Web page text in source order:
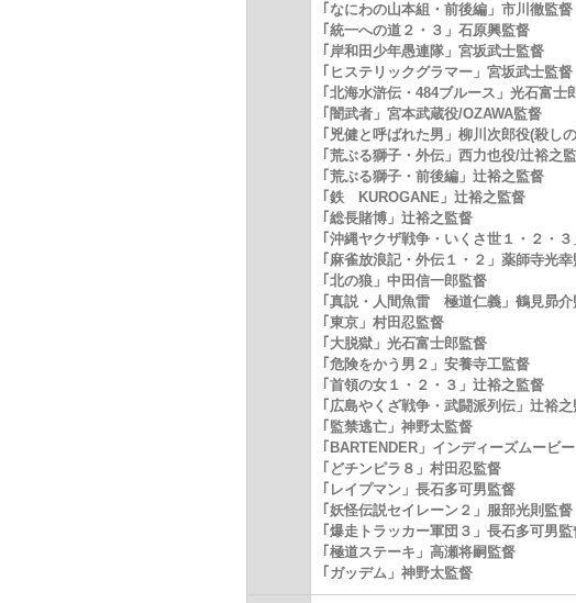
｢なにわの山本組・前後編」市川徹監督
｢統一への道２・３」石原興監督
｢岸和田少年愚連隊」宮坂武士監督
｢ヒステリックグラマー」宮坂武士監督
｢北海水滸伝・484ブルース」光石富士
｢闇武者」宮本武蔵役/OZAWA監督
｢兇健と呼ばれた男」柳川次郎役(殺し
｢荒ぶる獅子・外伝」西力也役/辻裕之
｢荒ぶる獅子・前後編」辻裕之監督
｢鉄 KUROGANE」辻裕之監督
｢総長賭博」辻裕之監督
｢沖縄ヤクザ戦争・いくさ世１・２・
｢麻雀放浪記・外伝１・２」薬師寺光幸
｢北の狼」中田信一郎監督
｢真説・人間魚雷 極道仁義」鶴見昴介
｢東京」村田忍監督
｢大脱獄」光石富士郎監督
｢危険をかう男２」安養寺工監督
｢首領の女１・２・３」辻裕之監督
｢広島やくざ戦争・武闘派列伝」辻裕之
｢監禁逃亡」神野太監督
｢BARTENDER」インディーズムービー
｢どチンピラ８」村田忍監督
｢レイプマン」長石多可男監督
｢妖怪伝説セイレーン２」服部光則監督
｢爆走トラッカー軍団３」長石多可男監
｢極道ステーキ」高瀬将嗣監督
｢ガッデム」神野太監督